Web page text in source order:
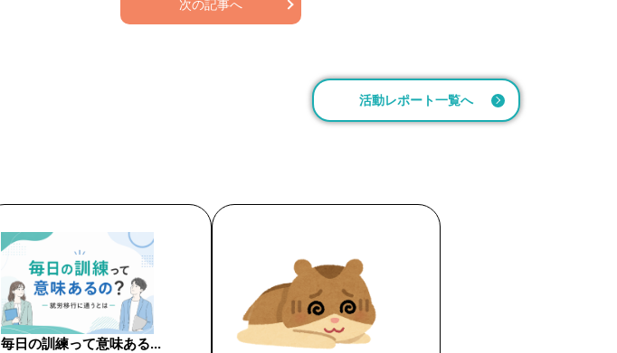
次の記事へ
活動レポート一覧へ
毎日の訓練って意味ある...